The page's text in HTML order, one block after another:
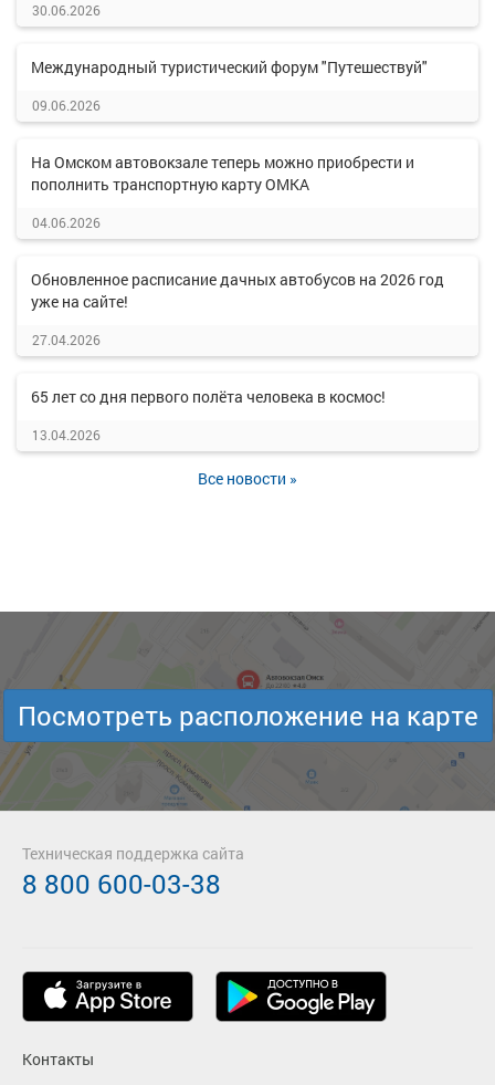
30.06.2026
Международный туристический форум "Путешествуй"
09.06.2026
На Омском автовокзале теперь можно приобрести и
пополнить транспортную карту ОМКА
04.06.2026
Обновленное расписание дачных автобусов на 2026 год
уже на сайте!
27.04.2026
65 лет со дня первого полёта человека в космос!
13.04.2026
Все новости »
Посмотреть расположение на карте
Контакты
Техническая поддержка сайта
8 800 600-03-38